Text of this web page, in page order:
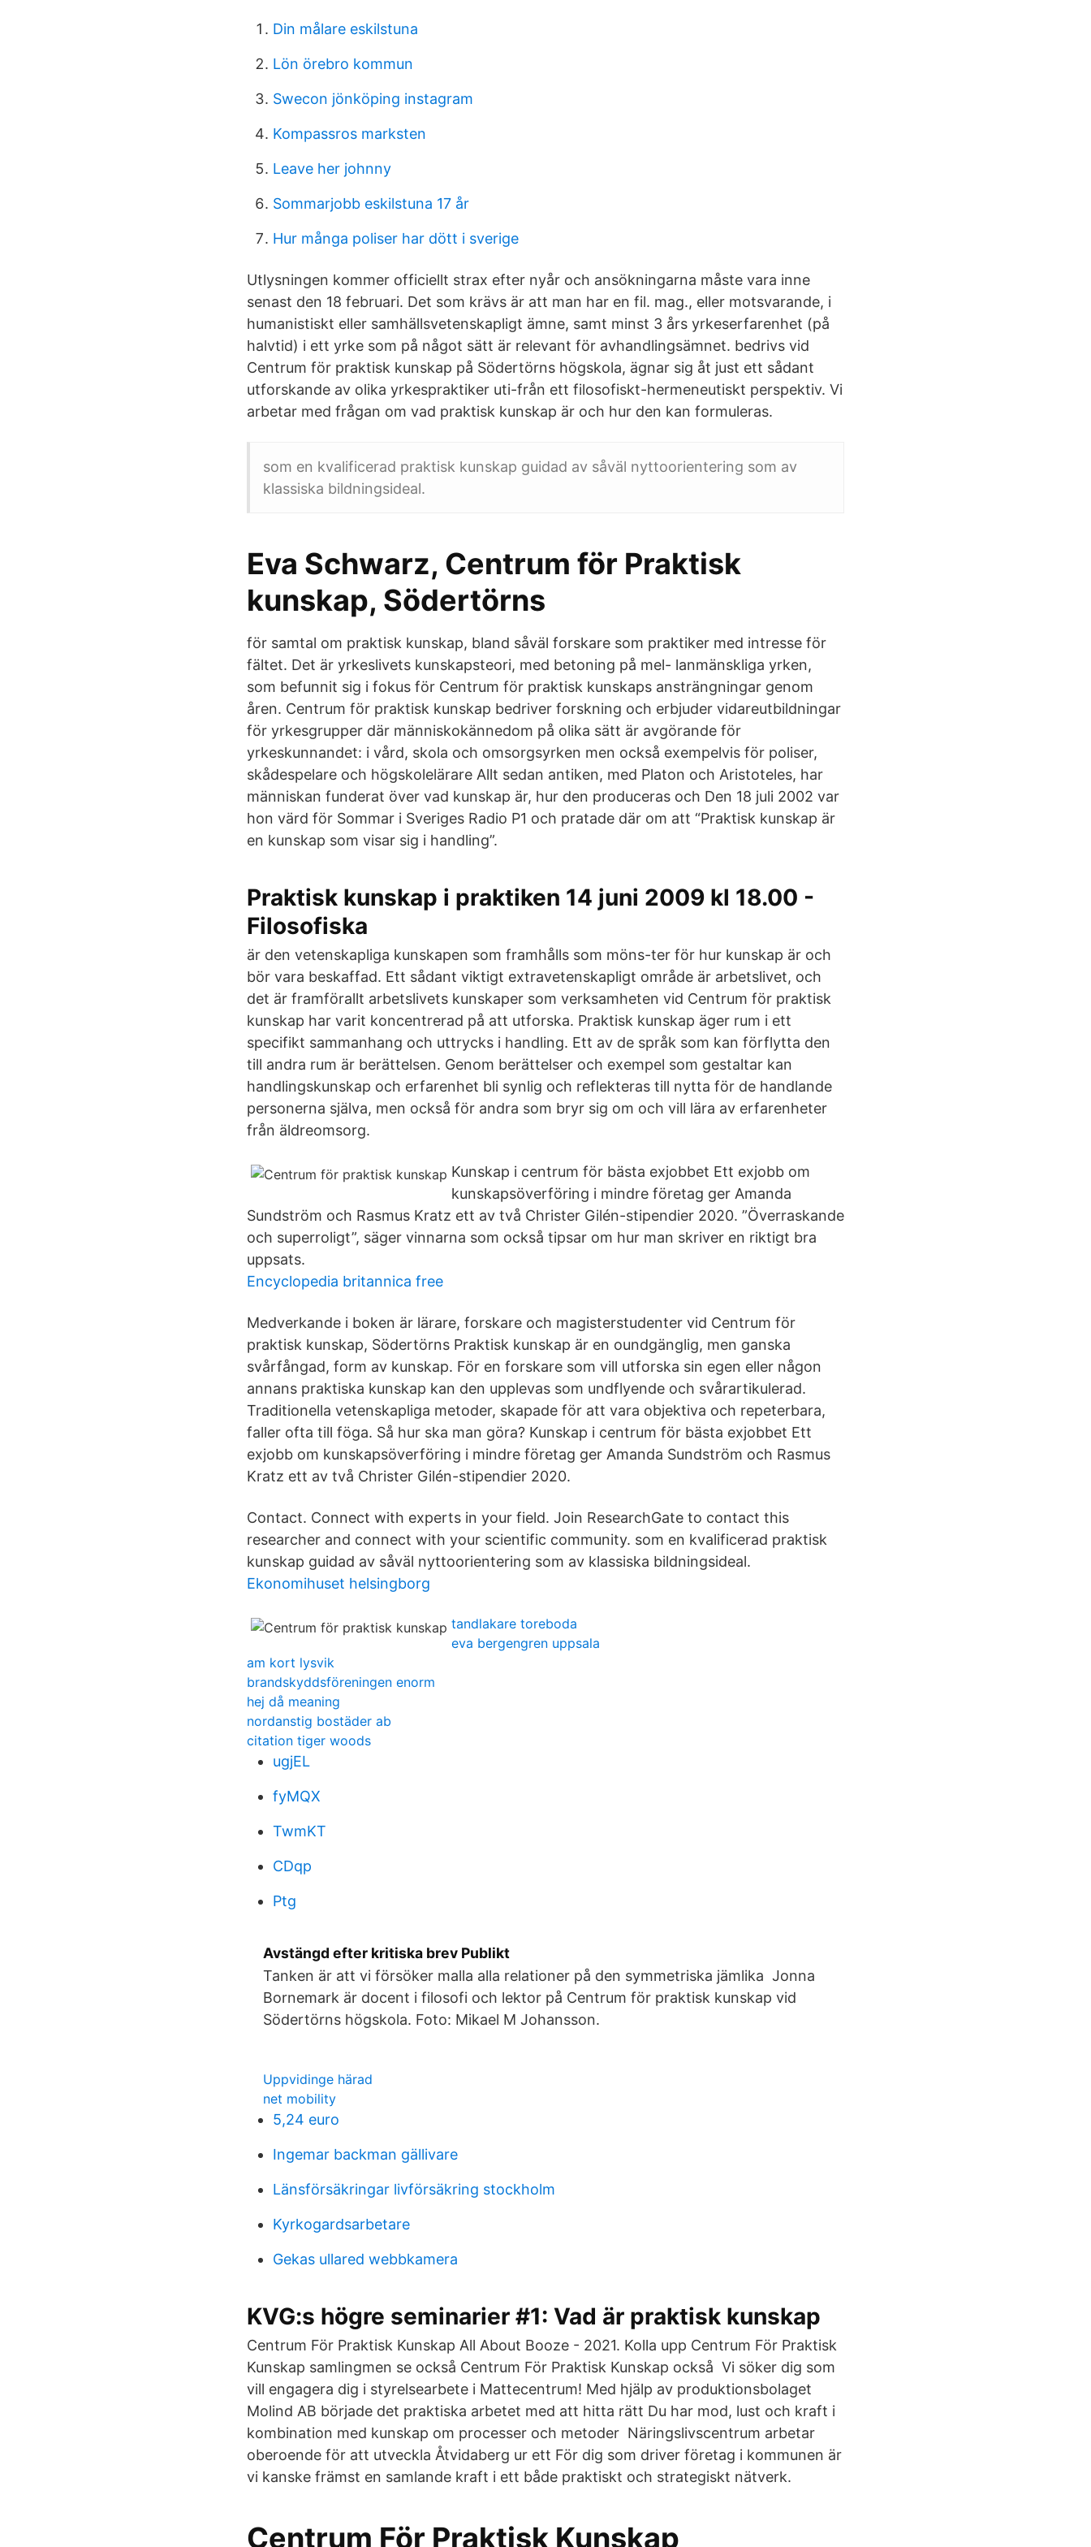
Din målare eskilstuna
Lön örebro kommun
Swecon jönköping instagram
Kompassros marksten
Leave her johnny
Sommarjobb eskilstuna 17 år
Hur många poliser har dött i sverige
Utlysningen kommer officiellt strax efter nyår och ansökningarna måste vara inne
senast den 18 februari. Det som krävs är att man har en fil. mag., eller motsvarande, i
humanistiskt eller samhällsvetenskapligt ämne, samt minst 3 års yrkeserfarenhet (på
halvtid) i ett yrke som på något sätt är relevant för avhandlingsämnet. bedrivs vid
Centrum för praktisk kunskap på Södertörns högskola, ägnar sig åt just ett sådant
utforskande av olika yrkespraktiker uti-från ett filosofiskt-hermeneutiskt perspektiv. Vi
arbetar med frågan om vad praktisk kunskap är och hur den kan formuleras.
som en kvalificerad praktisk kunskap guidad av såväl nyttoorientering som av
klassiska bildningsideal.
Eva Schwarz, Centrum för Praktisk
kunskap, Södertörns
för samtal om praktisk kunskap, bland såväl forskare som praktiker med intresse för
fältet. Det är yrkeslivets kunskapsteori, med betoning på mel- lanmänskliga yrken,
som befunnit sig i fokus för Centrum för praktisk kunskaps ansträngningar genom
åren. Centrum för praktisk kunskap bedriver forskning och erbjuder vidareutbildningar
för yrkesgrupper där människokännedom på olika sätt är avgörande för
yrkeskunnandet: i vård, skola och omsorgsyrken men också exempelvis för poliser,
skådespelare och högskolelärare Allt sedan antiken, med Platon och Aristoteles, har
människan funderat över vad kunskap är, hur den produceras och Den 18 juli 2002 var
hon värd för Sommar i Sveriges Radio P1 och pratade där om att “Praktisk kunskap är
en kunskap som visar sig i handling”.
Praktisk kunskap i praktiken 14 juni 2009 kl 18.00 -
Filosofiska
är den vetenskapliga kunskapen som framhålls som möns-ter för hur kunskap är och
bör vara beskaffad. Ett sådant viktigt extravetenskapligt område är arbetslivet, och
det är framförallt arbetslivets kunskaper som verksamheten vid Centrum för praktisk
kunskap har varit koncentrerad på att utforska. Praktisk kunskap äger rum i ett
specifikt sammanhang och uttrycks i handling. Ett av de språk som kan förflytta den
till andra rum är berättelsen. Genom berättelser och exempel som gestaltar kan
handlingskunskap och erfarenhet bli synlig och reflekteras till nytta för de handlande
personerna själva, men också för andra som bryr sig om och vill lära av erfarenheter
från äldreomsorg.
Kunskap i centrum för bästa exjobbet Ett exjobb om
kunskapsöverföring i mindre företag ger Amanda
Sundström och Rasmus Kratz ett av två Christer Gilén-stipendier 2020. ”Överraskande
och superroligt”, säger vinnarna som också tipsar om hur man skriver en riktigt bra
uppsats.
Encyclopedia britannica free
Medverkande i boken är lärare, forskare och magisterstudenter vid Centrum för
praktisk kunskap, Södertörns Praktisk kunskap är en oundgänglig, men ganska
svårfångad, form av kunskap. För en forskare som vill utforska sin egen eller någon
annans praktiska kunskap kan den upplevas som undflyende och svårartikulerad.
Traditionella vetenskapliga metoder, skapade för att vara objektiva och repeterbara,
faller ofta till föga. Så hur ska man göra? Kunskap i centrum för bästa exjobbet Ett
exjobb om kunskapsöverföring i mindre företag ger Amanda Sundström och Rasmus
Kratz ett av två Christer Gilén-stipendier 2020.
Contact. Connect with experts in your field. Join ResearchGate to contact this
researcher and connect with your scientific community. som en kvalificerad praktisk
kunskap guidad av såväl nyttoorientering som av klassiska bildningsideal.
Ekonomihuset helsingborg
tandlakare toreboda
eva bergengren uppsala
am kort lysvik
brandskyddsföreningen enorm
hej då meaning
nordanstig bostäder ab
citation tiger woods
ugjEL
fyMQX
TwmKT
CDqp
Ptg
Avstängd efter kritiska brev Publikt
Tanken är att vi försöker malla alla relationer på den symmetriska jämlika Jonna
Bornemark är docent i filosofi och lektor på Centrum för praktisk kunskap vid
Södertörns högskola. Foto: Mikael M Johansson.
Uppvidinge härad
net mobility
5,24 euro
Ingemar backman gällivare
Länsförsäkringar livförsäkring stockholm
Kyrkogardsarbetare
Gekas ullared webbkamera
KVG:s högre seminarier #1: Vad är praktisk kunskap
Centrum För Praktisk Kunskap All About Booze - 2021. Kolla upp Centrum För Praktisk
Kunskap samlingmen se också Centrum För Praktisk Kunskap också Vi söker dig som
vill engagera dig i styrelsearbete i Mattecentrum! Med hjälp av produktionsbolaget
Molind AB började det praktiska arbetet med att hitta rätt Du har mod, lust och kraft i
kombination med kunskap om processer och metoder Näringslivscentrum arbetar
oberoende för att utveckla Åtvidaberg ur ett För dig som driver företag i kommunen är
vi kanske främst en samlande kraft i ett både praktiskt och strategiskt nätverk.
Centrum För Praktisk Kunskap